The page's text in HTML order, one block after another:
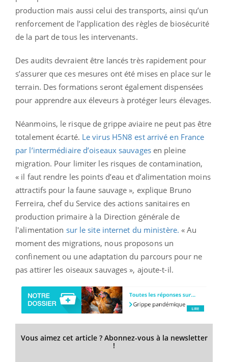
production mais aussi celui des transports, ainsi qu’un
renforcement de l’application des règles de biosécurité
de la part de tous les intervenants.
Des audits devraient être lancés très rapidement pour
s’assurer que ces mesures ont été mises en place sur le
terrain. Des formations seront également dispensées
pour apprendre aux éleveurs à protéger leurs élevages.
Néanmoins, le risque de grippe aviaire ne peut pas être
totalement écarté. Le virus H5N8 est arrivé en France
par l’intermédiaire d’oiseaux sauvages en pleine
migration. Pour limiter les risques de contamination,
« il faut rendre les points d’eau et d’alimentation moins
attractifs pour la faune sauvage », explique Bruno
Ferreira, chef du Service des actions sanitaires en
production primaire à la Direction générale de
l'alimentation sur le site internet du ministère. « Au
moment des migrations, nous proposons un
confinement ou une adaptation du parcours pour ne
pas attirer les oiseaux sauvages », ajoute-t-il.
Vous aimez cet article ? Abonnez-vous à la newsletter
!